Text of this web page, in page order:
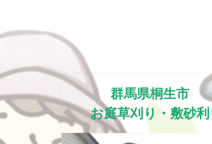
群馬県桐生市
お庭草刈り・敷砂利